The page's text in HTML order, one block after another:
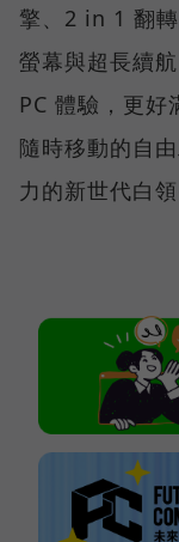
擎、2 in 1 翻
螢幕與超長續
PC 體驗，更好
隨時移動的自
力的新世代白領